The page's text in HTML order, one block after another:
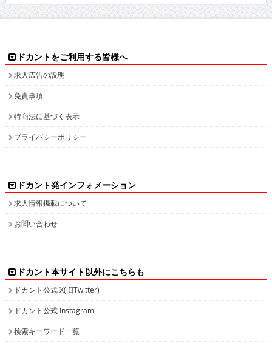
ドカントをご利用する皆様へ
求人広告の説明
免責事項
特商法に基づく表示
プライバシーポリシー
ドカント発インフォメーション
求人情報掲載について
お問い合わせ
ドカント本サイト以外にこちらも
ドカント公式 X(旧Twitter)
ドカント公式 Instagram
検索キーワード一覧